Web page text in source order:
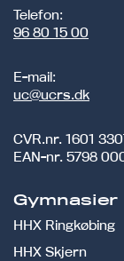
Telefon:
96 80 15 00
E-mail:
uc@ucrs.dk
CVR.nr. 1601
EAN-nr. 5798
Gymnasier
HHX Ringkøbing
HHX Skjern